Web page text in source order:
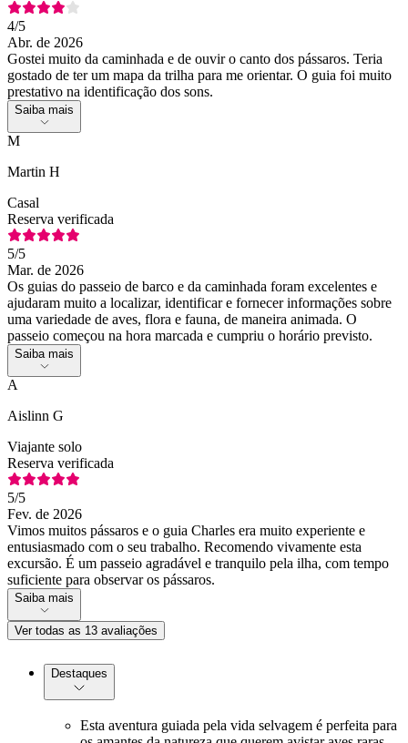
4/5
Abr. de 2026
Gostei muito da caminhada e de ouvir o canto dos pássaros. Teria
gostado de ter um mapa da trilha para me orientar. O guia foi muito
prestativo na identificação dos sons.
Saiba mais
M
Martin H
Casal
Reserva verificada
5/5
Mar. de 2026
Os guias do passeio de barco e da caminhada foram excelentes e
ajudaram muito a localizar, identificar e fornecer informações sobre
uma variedade de aves, flora e fauna, de maneira animada. O
passeio começou na hora marcada e cumpriu o horário previsto.
Saiba mais
A
Aislinn G
Viajante solo
Reserva verificada
5/5
Fev. de 2026
Vimos muitos pássaros e o guia Charles era muito experiente e
entusiasmado com o seu trabalho. Recomendo vivamente esta
excursão. É um passeio agradável e tranquilo pela ilha, com tempo
suficiente para observar os pássaros.
Saiba mais
Ver todas as 13 avaliações
Destaques
Esta aventura guiada pela vida selvagem é perfeita para